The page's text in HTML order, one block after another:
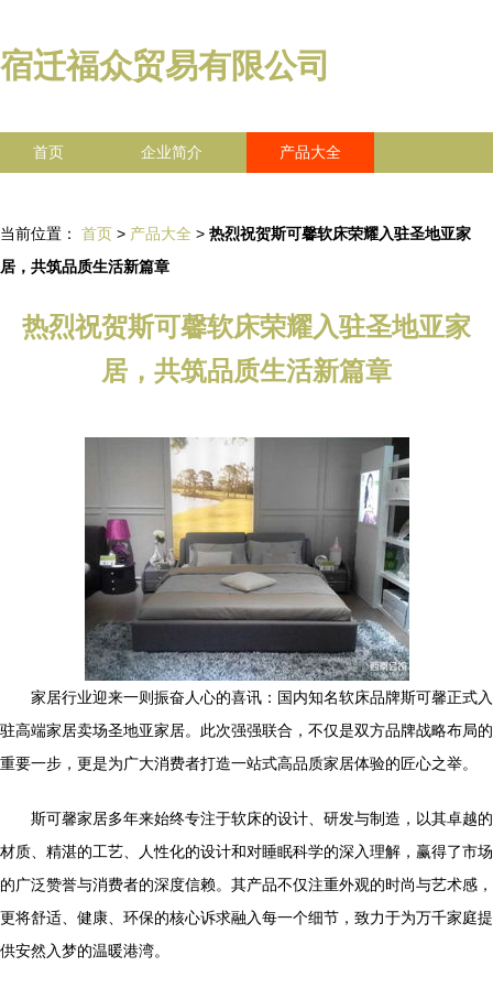
宿迁福众贸易有限公司
首页 企业简介 产品大全
当前位置： 首页 > 产品大全 > 热烈祝贺斯可馨软床荣耀入驻圣地亚家
居，共筑品质生活新篇章
热烈祝贺斯可馨软床荣耀入驻圣地亚家
居，共筑品质生活新篇章
家居行业迎来一则振奋人心的喜讯：国内知名软床品牌斯可馨正式入
驻高端家居卖场圣地亚家居。此次强强联合，不仅是双方品牌战略布局的
重要一步，更是为广大消费者打造一站式高品质家居体验的匠心之举。
斯可馨家居多年来始终专注于软床的设计、研发与制造，以其卓越的
材质、精湛的工艺、人性化的设计和对睡眠科学的深入理解，赢得了市场
的广泛赞誉与消费者的深度信赖。其产品不仅注重外观的时尚与艺术感，
更将舒适、健康、环保的核心诉求融入每一个细节，致力于为万千家庭提
供安然入梦的温暖港湾。